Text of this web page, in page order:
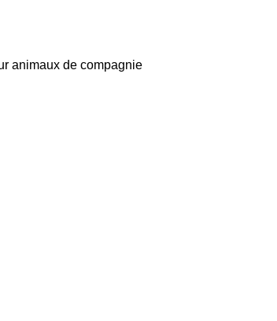
animaux de compagnie